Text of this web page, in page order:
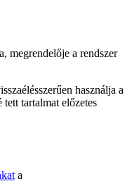
megrendelője a rendszer
használja a
tartalmat előzetes
a